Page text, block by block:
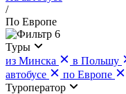
/
По Европе
6
Туры
из Минска
в Польшу
автобусе
по Европе
Туроператор